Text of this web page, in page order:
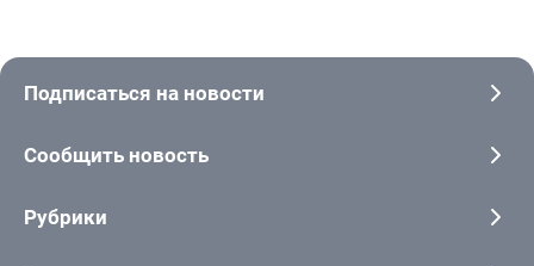
Подписаться на новости
Сообщить новость
Рубрики